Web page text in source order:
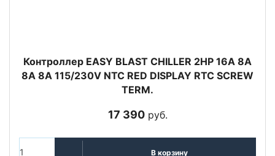
Контроллер EASY BLAST CHILLER 2HP 16A 8A
8A 8A 115/230V NTC RED DISPLAY RTC SCREW
TERM.
17 390руб.
В корзину